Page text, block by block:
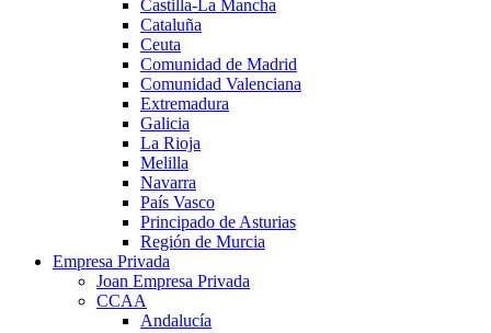
Castilla-La Mancha
Cataluña
Ceuta
Comunidad de Madrid
Comunidad Valenciana
Extremadura
Galicia
La Rioja
Melilla
Navarra
País Vasco
Principado de Asturias
Región de Murcia
Empresa Privada
Joan Empresa Privada
CCAA
Andalucía